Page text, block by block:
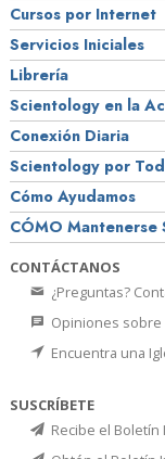
Cursos por Internet
Servicios Iniciales
Librería
Scientology en la
Conexión Diaria
Scientology por
Cómo Ayudamos
CÓMO Mantenerse
CONTÁCTANOS
¿Preguntas?
Opiniones sobre
Encuentra una
SUSCRÍBETE
Recibe el